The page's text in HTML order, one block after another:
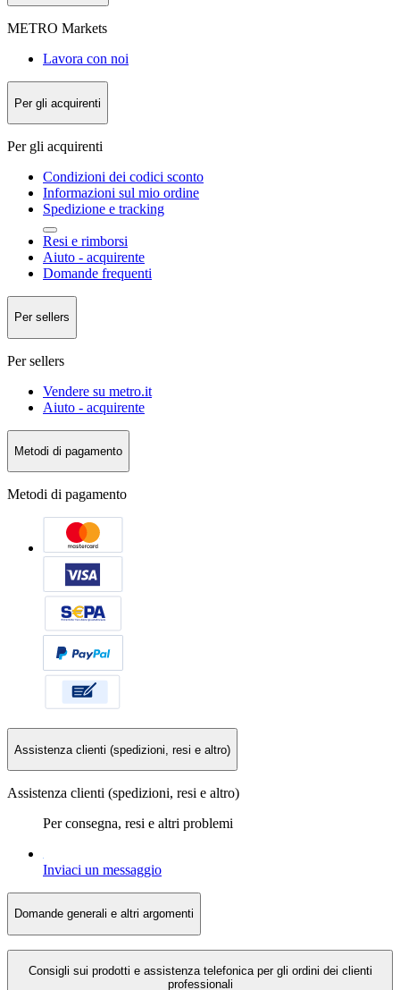
METRO Markets
Lavora con noi
Per gli acquirenti
Per gli acquirenti
Condizioni dei codici sconto
Informazioni sul mio ordine
Spedizione e tracking
Resi e rimborsi
Aiuto - acquirente
Domande frequenti
Per sellers
Per sellers
Vendere su metro.it
Aiuto - acquirente
Metodi di pagamento
Metodi di pagamento
Assistenza clienti (spedizioni, resi e altro)
Assistenza clienti (spedizioni, resi e altro)
Per consegna, resi e altri problemi
Inviaci un messaggio
Domande generali e altri argomenti
Consigli sui prodotti e assistenza telefonica per gli ordini dei clienti
professionali